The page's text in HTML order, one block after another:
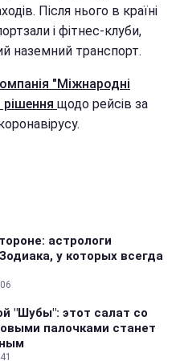
Після нього в країні
і фітнес-клуби,
наземний транспорт.
"Міжнародні
рішення щодо рейсів за
астрологи
у которых всегда
"Шубы": этот салат со
палочками станет